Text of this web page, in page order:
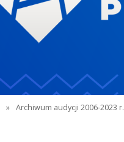
» Archiwum audycji 2006-2023 r.